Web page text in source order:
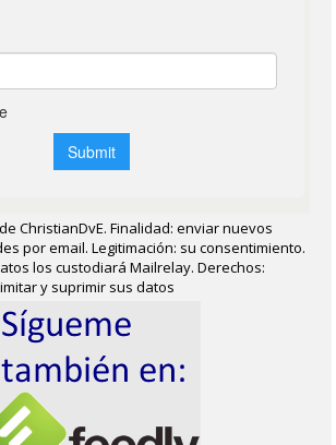
ChristianDvE. Finalidad: enviar nuevos
por email. Legitimación: su consentimiento.
los custodiará Mailrelay. Derechos:
y suprimir sus datos